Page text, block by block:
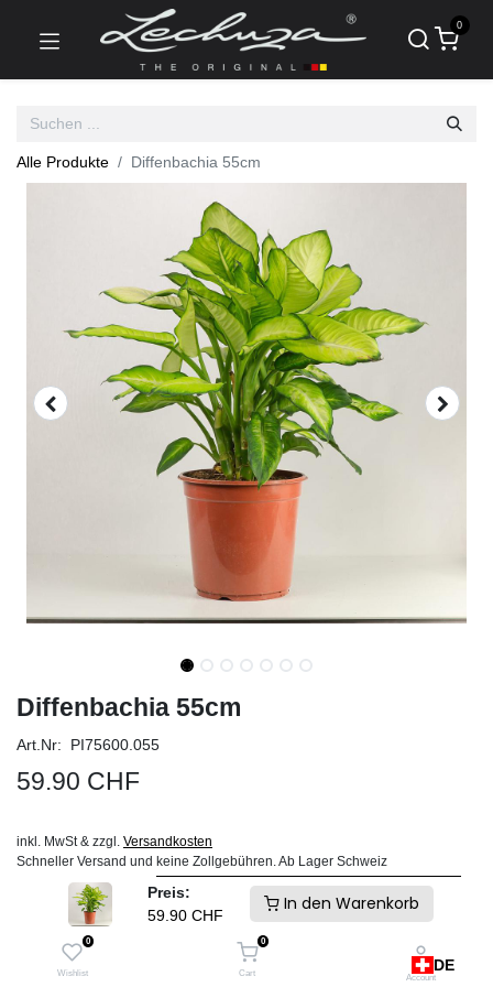
Preis:
59.90 CHF
In den Warenkorb
0
Wishlist
0
Cart Account
0
Alle Produkte Diffenbachia 55cm
Diffenbachia 55cm
Art.Nr: PI75600.055
59.90 CHF
inkl. MwSt & zzgl. Versandkosten
Schneller Versand und keine Zollgebühren. Ab Lager Schweiz
IN DEN WARENKORB
Auf die Wunschliste
DE